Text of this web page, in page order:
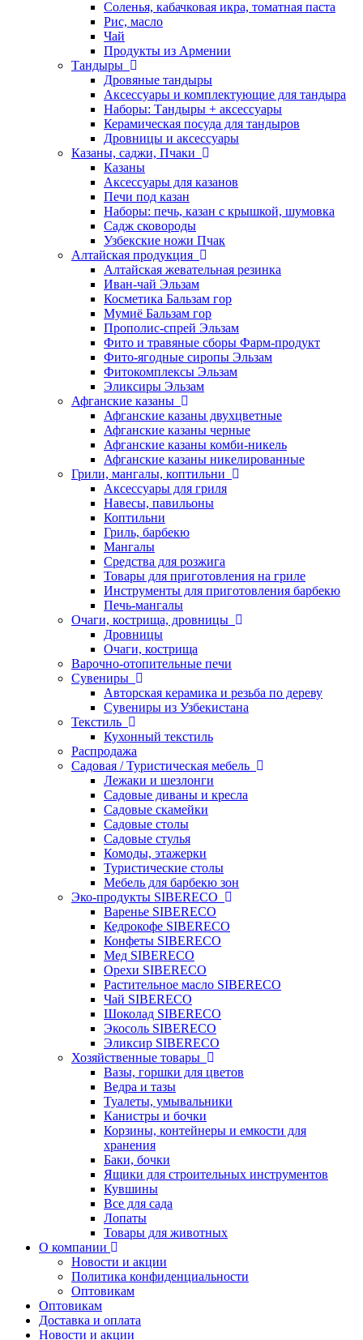
Соленья, кабачковая икра, томатная паста
Рис, масло
Чай
Продукты из Армении
Тандыры
Дровяные тандыры
Аксессуары и комплектующие для тандыра
Наборы: Тандыры + аксессуары
Керамическая посуда для тандыров
Дровницы и аксессуары
Казаны, саджи, Пчаки
Казаны
Аксессуары для казанов
Печи под казан
Наборы: печь, казан с крышкой, шумовка
Садж сковороды
Узбекские ножи Пчак
Алтайская продукция
Алтайская жевательная резинка
Иван-чай Эльзам
Косметика Бальзам гор
Мумиё Бальзам гор
Прополис-спрей Эльзам
Фито и травяные сборы Фарм-продукт
Фито-ягодные сиропы Эльзам
Фитокомплексы Эльзам
Эликсиры Эльзам
Афганские казаны
Афганские казаны двухцветные
Афганские казаны черные
Афганские казаны комби-никель
Афганские казаны никелированные
Грили, мангалы, коптильни
Аксессуары для гриля
Навесы, павильоны
Коптильни
Гриль, барбекю
Мангалы
Средства для розжига
Товары для приготовления на гриле
Инструменты для приготовления барбекю
Печь-мангалы
Очаги, кострища, дровницы
Дровницы
Очаги, кострища
Варочно-отопительные печи
Сувениры
Авторская керамика и резьба по дереву
Сувениры из Узбекистана
Текстиль
Кухонный текстиль
Распродажа
Садовая / Туристическая мебель
Лежаки и шезлонги
Садовые диваны и кресла
Садовые скамейки
Садовые столы
Садовые стулья
Комоды, этажерки
Туристические столы
Мебель для барбекю зон
Эко-продукты SIBERECO
Варенье SIBERECO
Кедрокофе SIBERECO
Конфеты SIBERECO
Мед SIBERECO
Орехи SIBERECO
Растительное масло SIBERECO
Чай SIBERECO
Шоколад SIBERECO
Экосоль SIBERECO
Эликсир SIBERECO
Хозяйственные товары
Вазы, горшки для цветов
Ведра и тазы
Туалеты, умывальники
Канистры и бочки
Корзины, контейнеры и емкости для
хранения
Баки, бочки
Ящики для строительных инструментов
Кувшины
Все для сада
Лопаты
Товары для животных
О компании
Новости и акции
Политика конфиденциальности
Оптовикам
Оптовикам
Доставка и оплата
Новости и акции